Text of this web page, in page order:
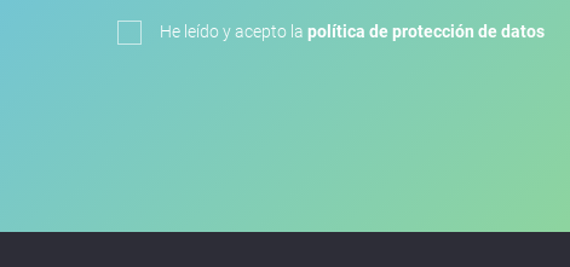
He leído y acepto la política de protección de datos